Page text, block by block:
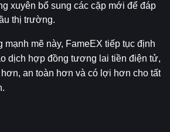
xuyên bổ sung các cặp mới để đáp
thị trường.
mẽ này, FameEX tiếp tục định
dịch hợp đồng tương lai tiền điện tử,
hơn, an toàn hơn và có lợi hơn cho tất